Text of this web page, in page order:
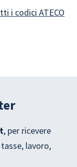
i codici ATECO
, per ricevere
lavoro,